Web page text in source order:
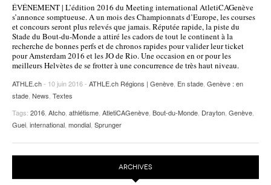
POURQUOI ATHLE.CH ?
ATHLE.CH RÉGIONS | VAUD
HIGHLIGHTS
LIVRES
ÉVÉNEMENT | L’édition 2016 du Meeting international AtletiCAGenève
s’annonce somptueuse. A un mois des Championnats d’Europe, les courses
et concours seront plus relevés que jamais. Réputée rapide, la piste du
Stade du Bout-du-Monde a attiré les cadors de tout le continent à la
recherche de bonnes perfs et de chronos rapides pour valider leur ticket
pour Amsterdam 2016 et les JO de Rio. Une occasion en or pour les
meilleurs Helvètes de se frotter à une concurrence de très haut niveau.
ATHLE.ch- 10 juin 2016 - ATHLE.ch Régions | Genève En stade Genève : en
stade News Textes
Tags: 2016 Atcho athlétisme AtletiCAGenève Bout-du-Monde Drayton Genève
Guei international mondial Sprunger
ARCHIVES